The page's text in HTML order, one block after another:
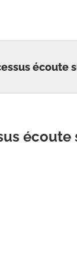
écoute
écoute